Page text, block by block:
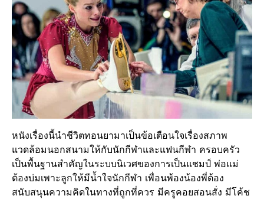
หนังเรื่องนี้นำชีวิตทอนยามาเป็นข้อเตือนใจเรื่องสภาพ
แวดล้อมนอกสนามให้กับนักกีฬาและแฟนกีฬา ครอบครัว
เป็นพื้นฐานสำคัญในระบบนิเวศของการเป็นแชมป์ พ่อแม่
ต้องบ่มเพาะลูกให้มีน้ำใจนักกีฬา เพื่อนพ้องน้องพี่ต้อง
สนับสนุนความคิดในทางที่ถูกที่ควร มีครูคอยสอนสั่ง มีโค้ช